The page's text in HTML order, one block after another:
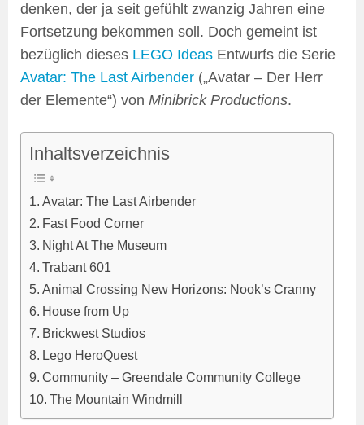
denken, der ja seit gefühlt zwanzig Jahren eine
Fortsetzung bekommen soll. Doch gemeint ist
bezüglich dieses LEGO Ideas Entwurfs die Serie
Avatar: The Last Airbender („Avatar – Der Herr
der Elemente“) von Minibrick Productions.
Inhaltsverzeichnis
Avatar: The Last Airbender
Fast Food Corner
Night At The Museum
Trabant 601
Animal Crossing New Horizons: Nook’s Cranny
House from Up
Brickwest Studios
Lego HeroQuest
Community – Greendale Community College
The Mountain Windmill